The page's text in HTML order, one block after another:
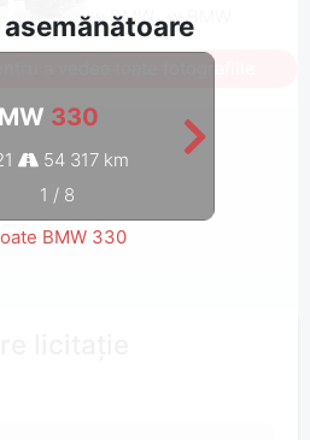
330
54 317 km
1 / 8
BMW 330
a vedea toate fotografiile